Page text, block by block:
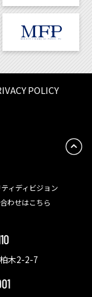
POLICY
ィディビジョン
わせはこちら
木2-2-7